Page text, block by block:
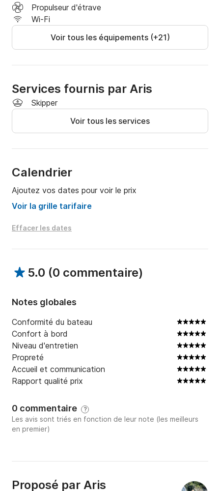
- Équipage, carburant, TVA 24 %
- Bière, vin, boissons sans alcool
- Collation légère (assiette de fruits ou tartes
- Équipement de plongée avec tuba, paddle et
serviettes propres.
Propulseur d'étrave
Wi-Fi
Voir tous les équipements (+21)
Services fournis par Aris
Skipper
Voir tous les services
Calendrier
Ajoutez vos dates pour voir le prix
Voir la grille tarifaire
Effacer les dates
5.0 (0 commentaire)
Notes globales
Conformité du bateau
Confort à bord
Niveau d'entretien
Propreté
Accueil et communication
Rapport qualité prix
0 commentaire ?
Les avis sont triés en fonction de leur note (les meilleurs
en premier)
Proposé par Aris